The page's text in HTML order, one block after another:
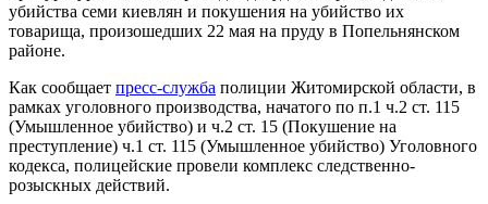
убийства семи киевлян и покушения на убийство их
товарища, произошедших 22 мая на пруду в Попельнянском
районе.
Как сообщает пресс-служба полиции Житомирской области, в
рамках уголовного производства, начатого по п.1 ч.2 ст. 115
(Умышленное убийство) и ч.2 ст. 15 (Покушение на
преступление) ч.1 ст. 115 (Умышленное убийство) Уголовного
кодекса, полицейские провели комплекс следственно-
розыскных действий.